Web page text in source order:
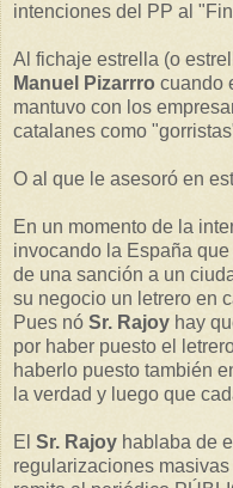
intenciones del PP al
Al fichaje estrella (o
Manuel Pizarrro cuando
mantuvo con los
catalanes como
O al que le asesoró en
En un momento de la
invocando la España
de una sanción a un
su negocio un letrero en
Pues nó Sr. Rajoy hay
por haber puesto el
haberlo puesto también
la verdad y luego que
El Sr. Rajoy hablaba de
regularizaciones